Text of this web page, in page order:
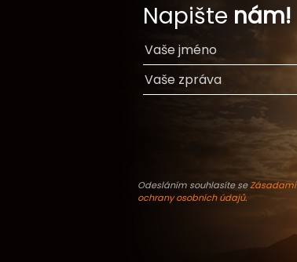
Napište nám!
Odesláním souhlasíte seZásadami
ochrany osobních údajů.